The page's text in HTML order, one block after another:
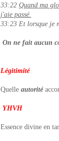
33:22 Quand ma
j'aie passé.
33:23 Et lorsque je
On ne fait aucun
Légitimité
Quelle autorité
YHVH
Essence divine en